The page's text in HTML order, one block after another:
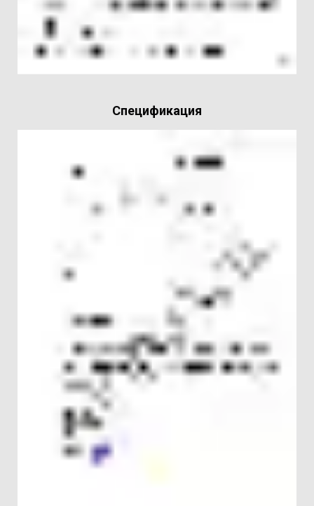
Спецификация